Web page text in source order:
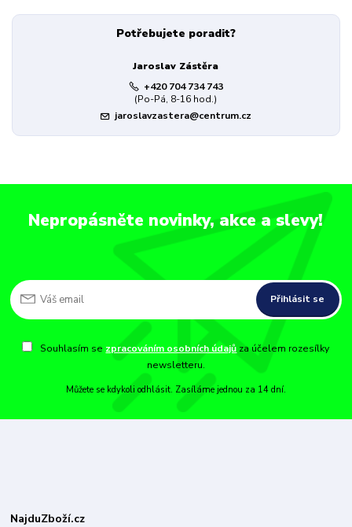
Potřebujete poradit?
Jaroslav Zástěra
+420 704 734 743
(Po-Pá, 8-16 hod.)
jaroslavzastera@centrum.cz
Nepropásněte novinky, akce a slevy!
Přihlásit se
Souhlasím se zpracováním osobních údajů za účelem rozesílky
newsletteru.
Můžete se kdykoli odhlásit. Zasíláme jednou za 14 dní.
NajduZboží.cz